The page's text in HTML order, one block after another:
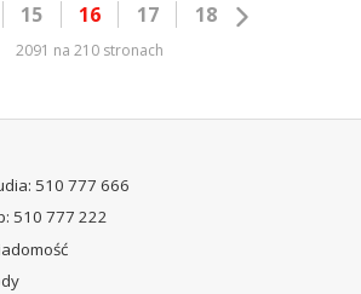
15 16 17 18
2091 na 210 stronach
510 777 666
510 777 222